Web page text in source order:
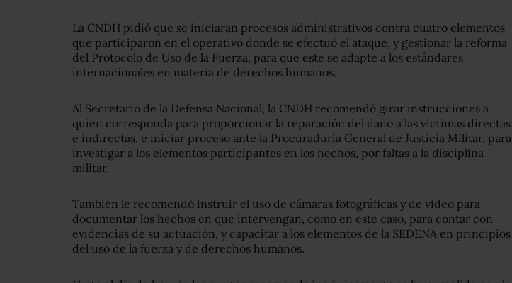
La CNDH pidió que se iniciaran procesos administrativos contra cuatro elementos
que participaron en el operativo donde se efectuó el ataque, y gestionar la reforma
del Protocolo de Uso de la Fuerza, para que este se adapte a los estándares
internacionales en materia de derechos humanos.
Al Secretario de la Defensa Nacional, la CNDH recomendó girar instrucciones a
quien corresponda para proporcionar la reparación del daño a las víctimas directas
e indirectas, e iniciar proceso ante la Procuraduría General de Justicia Militar, para
investigar a los elementos participantes en los hechos, por faltas a la disciplina
militar.
También le recomendó instruir el uso de cámaras fotográficas y de video para
documentar los hechos en que intervengan, como en este caso, para contar con
evidencias de su actuación, y capacitar a los elementos de la SEDENA en principios
del uso de la fuerza y de derechos humanos.